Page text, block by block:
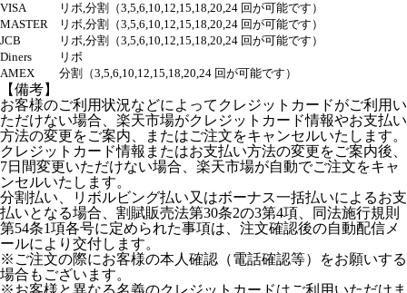
VISA
リボ,分割（3,5,6,10,12,15,18,20,24 回が可能です）
MASTER
リボ,分割（3,5,6,10,12,15,18,20,24 回が可能です）
JCB
リボ,分割（3,5,6,10,12,15,18,20,24 回が可能です）
Diners
リボ
AMEX
分割（3,5,6,10,12,15,18,20,24 回が可能です）
【備考】
お客様のご利用状況などによってクレジットカードがご利用い
ただけない場合、楽天市場がクレジットカード情報やお支払い
方法の変更をご案内、またはご注文をキャンセルいたします。
クレジットカード情報またはお支払い方法の変更をご案内後、
7日間変更いただけない場合、楽天市場が自動でご注文をキャ
ンセルいたします。
分割払い、リボルビング払い又はボーナス一括払いによるお支
払いとなる場合、割賦販売法第30条2の3第4項、同法施行規則
第54条1項各号に定められた事項は、注文確認後の自動配信メ
ールにより交付します。
※ご注文の際にお客様の本人確認（電話確認等）をお願いする
場合もございます。
※お客様と異なる名義のクレジットカードはご利用いただけま